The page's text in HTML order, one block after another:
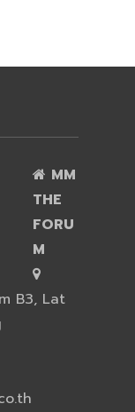
MM
THE
FORU
M
B3, Lat